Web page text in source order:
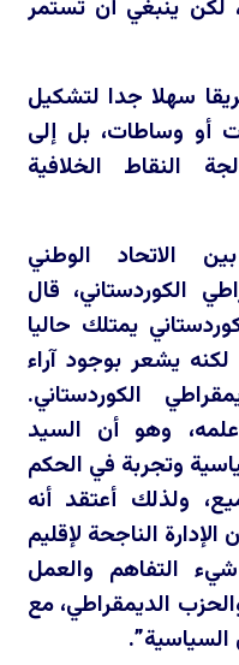
لكن ينبغي أن تستمر
سهلا جدا لتشكيل
أو وساطات، بل إلى
النقاط الخلافية
الاتحاد الوطني
الكوردستاني، قال
يمتلك حاليا
يشعر بوجود آراء
الكوردستاني.
وهو أن السيد
وتجربة في الحكم
ولذلك أعتقد أنه
الناجحة لإقليم
التفاهم والعمل
الديمقراطي، مع
السياسية”.